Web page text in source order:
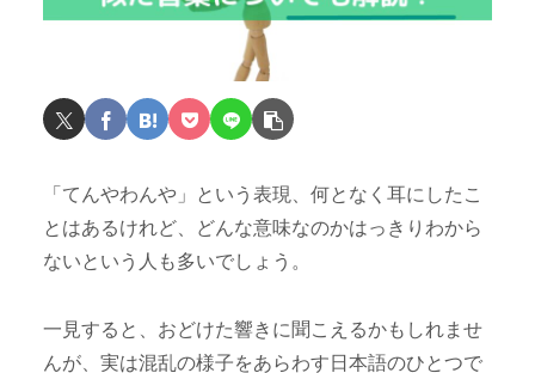
「てんやわんや」という表現、何となく耳にしたこ
とはあるけれど、どんな意味なのかはっきりわから
ないという人も多いでしょう。
一見すると、おどけた響きに聞こえるかもしれませ
んが、実は混乱の様子をあらわす日本語のひとつで